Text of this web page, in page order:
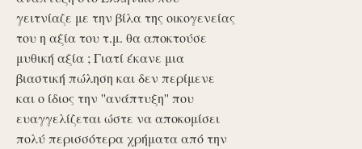
γειτνίαζε με την βίλα της οικογενείας
του η αξία του τ.μ. θα αποκτούσε
μυθική αξία ; Γιατί έκανε μια
βιαστική πώληση και δεν περίμενε
και ο ίδιος την ''ανάπτυξη'' που
ευαγγελίζεται ώστε να αποκομίσει
πολύ περισσότερα χρήματα από την